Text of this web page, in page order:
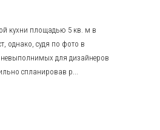
кухни площадью 5 кв. м в
однако, судя по фото в
невыполнимых для дизайнеров
спланировав р...